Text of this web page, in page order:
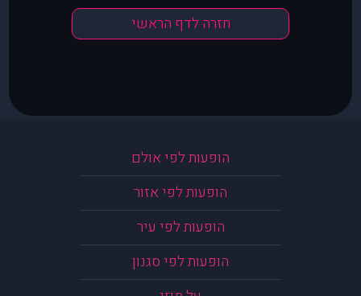
חזרה לדף הראשי
הופעות לפי אולם
הופעות לפי אזור
הופעות לפי עיר
הופעות לפי סגנון